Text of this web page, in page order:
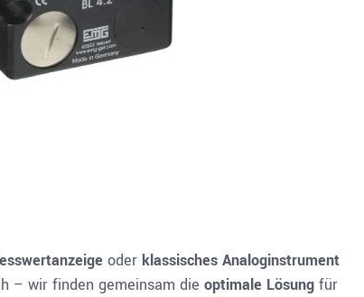
oder klassisches Analoginstrument
– wir finden gemeinsam die optimale Lösung für